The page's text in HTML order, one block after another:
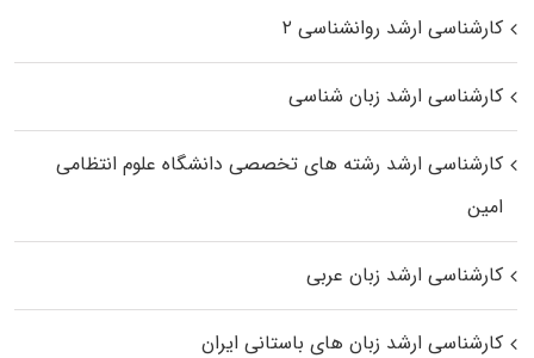
کارشناسی ارشد روانشناسی ۲
کارشناسی ارشد زبان شناسی
کارشناسی ارشد رﺷﺘﻪ ﻫﺎی تخصصی داﻧﺸﮕﺎه ﻋﻠﻮم انتظامی
اﻣﻴﻦ
کارشناسی ارشد زبان عربی
کارشناسی ارشد زبان‌ های باستانی ایران